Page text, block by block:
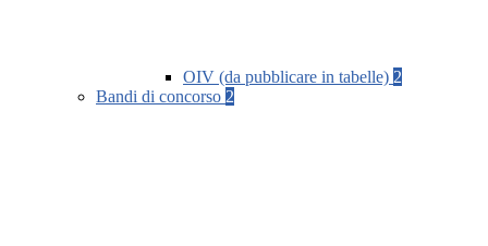
OIV (da pubblicare in tabelle) 2
Bandi di concorso 2